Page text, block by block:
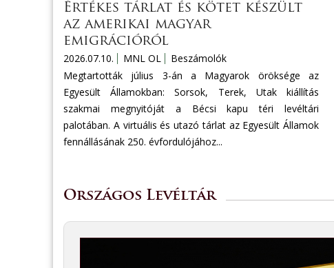
Értékes tárlat és kötet készült
az amerikai magyar
emigrációról
2026.07.10. MNL OL
Beszámolók
Megtartották július 3-án a Magyarok öröksége az
Egyesült Államokban: Sorsok, Terek, Utak kiállítás
szakmai megnyitóját a Bécsi kapu téri levéltári
palotában. A virtuális és utazó tárlat az Egyesült Államok
fennállásának 250. évfordulójához...
Országos Levéltár